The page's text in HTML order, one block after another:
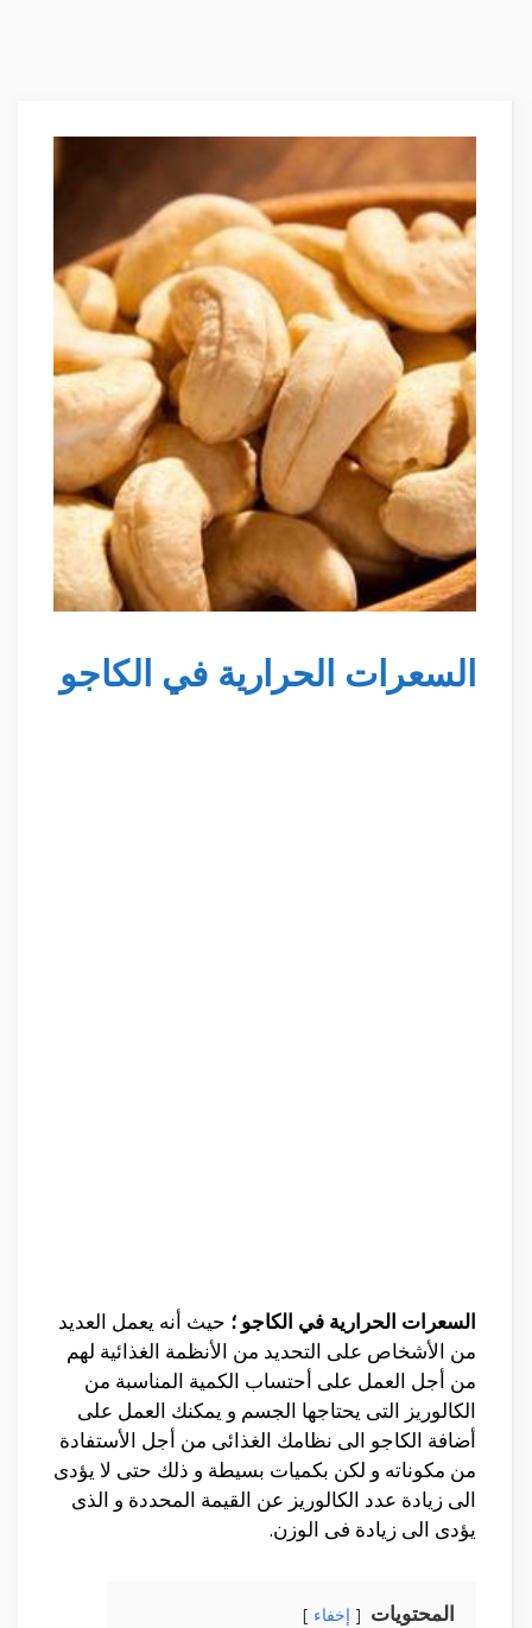
السعرات الحرارية في الكاجو
السعرات الحرارية في الكاجو ؛ حيث أنه يعمل العديد
من الأشخاص على التحديد من الأنظمة الغذائية لهم
من أجل العمل على أحتساب الكمية المناسبة من
الكالوريز التى يحتاجها الجسم و يمكنك العمل على
أضافة الكاجو الى نظامك الغذائى من أجل الأستفادة
من مكوناته و لكن بكميات بسيطة و ذلك حتى لا يؤدى
الى زيادة عدد الكالوريز عن القيمة المحددة و الذى
يؤدى الى زيادة فى الوزن.
المحتويات إخفاء